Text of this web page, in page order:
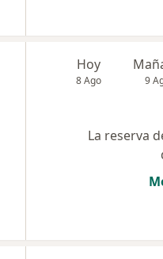
Hoy
8 Ago 9
La reserva